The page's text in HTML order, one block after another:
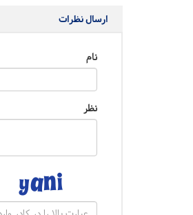
ارسال نظرات
نام
نظر